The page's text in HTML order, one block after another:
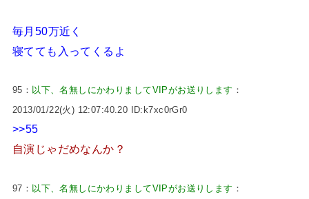
毎月50万近く
寝てても入ってくるよ
95： 以下、名無しにかわりましてVIPがお送りします ：
2013/01/22(火) 12:07:40.20 ID:k7xc0rGr0
>>55
自演じゃだめなんか？
97： 以下、名無しにかわりましてVIPがお送りします ：